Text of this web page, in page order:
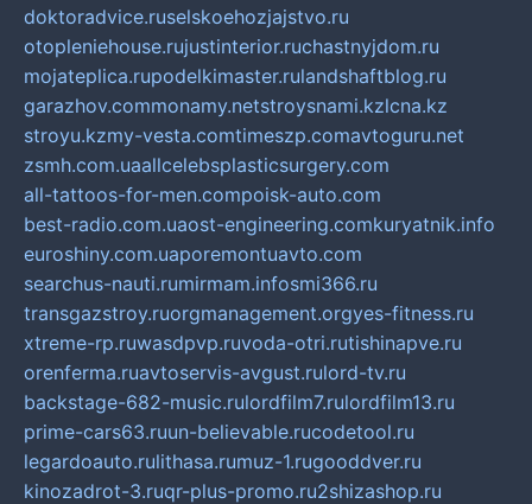
doktoradvice.ruselskoehozjajstvo.ru
otopleniehouse.rujustinterior.ruchastnyjdom.ru
mojateplica.rupodelkimaster.rulandshaftblog.ru
garazhov.commonamy.netstroysnami.kzlcna.kz
stroyu.kzmy-vesta.comtimeszp.comavtoguru.net
zsmh.com.uaallcelebsplasticsurgery.com
all-tattoos-for-men.compoisk-auto.com
best-radio.com.uaost-engineering.comkuryatnik.info
euroshiny.com.uaporemontuavto.com
searchus-nauti.rumirmam.infosmi366.ru
transgazstroy.ruorgmanagement.orgyes-fitness.ru
xtreme-rp.ruwasdpvp.ruvoda-otri.rutishinapve.ru
orenferma.ruavtoservis-avgust.rulord-tv.ru
backstage-682-music.rulordfilm7.rulordfilm13.ru
prime-cars63.ruun-believable.rucodetool.ru
legardoauto.rulithasa.rumuz-1.rugooddver.ru
kinozadrot-3.ruqr-plus-promo.ru2shizashop.ru